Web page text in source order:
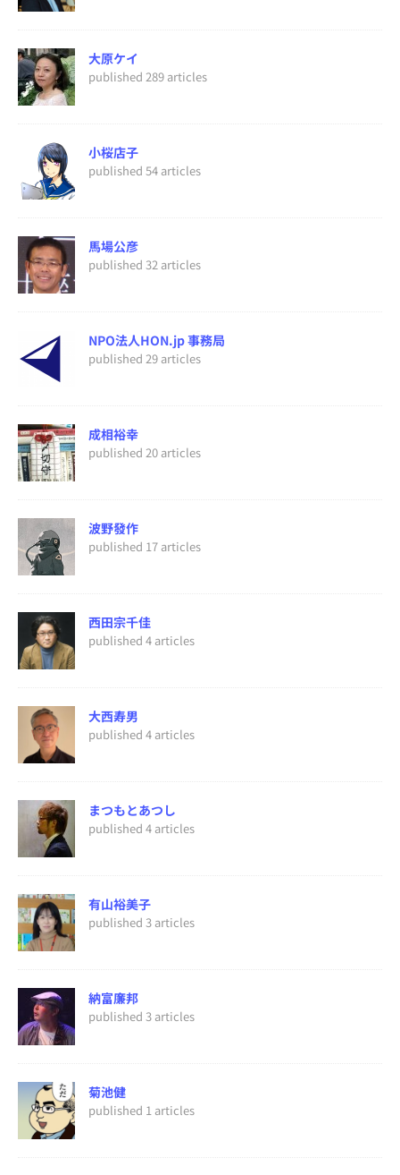
大原ケイ
published 289 articles
小桜店子
published 54 articles
馬場公彦
published 32 articles
NPO法人HON.jp 事務局
published 29 articles
成相裕幸
published 20 articles
波野發作
published 17 articles
西田宗千佳
published 4 articles
大西寿男
published 4 articles
まつもとあつし
published 4 articles
有山裕美子
published 3 articles
納富廉邦
published 3 articles
菊池健
published 1 articles